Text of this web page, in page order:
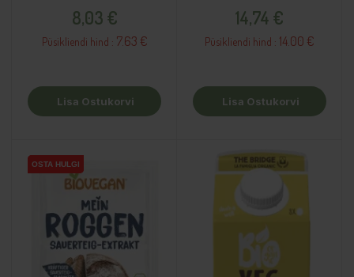
8,03 €
Püsikliendi hind : 7.63 €
Lisa Ostukorvi
14,74 €
Püsikliendi hind : 14.00 €
Lisa Ostukorvi
OSTA HULGI
OSTA HULGI